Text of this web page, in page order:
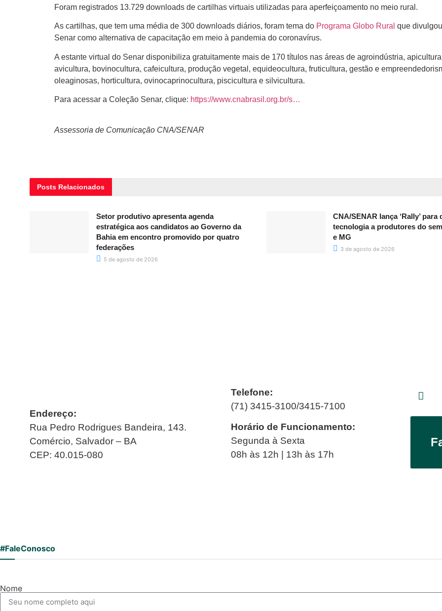
Foram registrados 13.729 downloads de cartilhas virtuais utilizadas para aperfeiçoamento no meio rural.
As cartilhas, que tem uma média de 300 downloads diários, foram tema do Programa Globo Rural que
Senar como alternativa de capacitação em meio à pandemia do coronavírus.
A estante virtual do Senar disponibiliza gratuitamente mais de 170 títulos nas áreas de agroindústria,
avicultura, bovinocultura, cafeicultura, produção vegetal, equideocultura, fruticultura, gestão e
oleaginosas, horticultura, ovinocaprinocultura, piscicultura e silvicultura.
Para acessar a Coleção Senar, clique: https://www.cnabrasil.org.br/s…
Assessoria de Comunicação CNA/SENAR
Posts Relacionados
Setor produtivo apresenta agenda
estratégica aos candidatos ao Governo da
Bahia em encontro promovido por quatro
federações
5 de agosto de 2026
CNA/SENAR lança ‘Rally’
tecnologia a produtores do
e MG
3 de agosto de 2026
Endereço:
Rua Pedro Rodrigues Bandeira, 143.
Comércio, Salvador – BA
CEP: 40.015-080
Telefone:
(71) 3415-3100/3415-7100
Horário de Funcionamento:
Segunda à Sexta
08h às 12h | 13h às 17h
#FaleConosco
Nome